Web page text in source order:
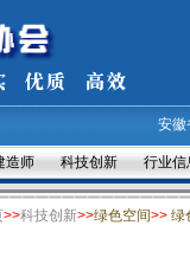
安徽
造师 科技创新 行业信
>>科技创新>>绿色空间>> 绿